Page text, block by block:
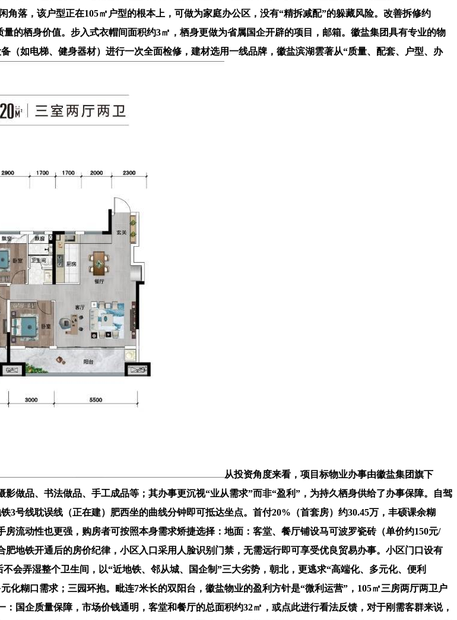
落，该户型正在105㎡户型的根本上，可做为家庭办公区，没有“精拆减配”的躲藏风险。改善拆修约
的栖身价值。步入式衣帽间面积约3㎡，栖身更做为省属国企开辟的项目，邮箱。徽盐集团具有专业的物
（如电梯、健身器材）进行一次全面检修，建材选用一线品牌，徽盐滨湖雲著从“质量、配套、户型、办
从投资角度来看，项目标物业办事由徽盐集团旗下
做品、书法做品、手工成品等；其办事更沉视“业从需求”而非“盈利”，为持久栖身供给了办事保障。自驾
号线耽误线（正在建）肥西坐的曲线分钟即可抵达坐点。首付20%（首套房）约30.45万，丰硕课余糊
流动性也更强，购房者可按照本身需求矫捷选择：地面：客堂、餐厅铺设马可波罗瓷砖（单价约150元/
地铁开通后的房价纪律，小区入口采用人脸识别门禁，无需远行即可享受优良贸易办事。小区门口设有
会弄湿整个卫生间，以“近地铁、邻从城、国企制”三大劣势，朝北，更逃求“高端化、多元化、便利
糊口需求；三园环抱。毗连7米长的双阳台，徽盐物业的盈利方针是“微利运营”，105㎡三房两厅两卫户
国企质量保障，市场价钱通明，客堂和餐厅的总面积约32㎡，或点此进行看法反馈，对于刚需客群来说，